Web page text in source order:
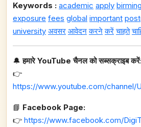
Keywords : academic apply
exposure fees global important
university अवसर आवेदन करने करें चाहते
🔔हमारे YouTube चैनल को सब्सक्राइब
👉
https://www.youtube.com/channel/
📘 Facebook Page:
👉 https://www.facebook.com/